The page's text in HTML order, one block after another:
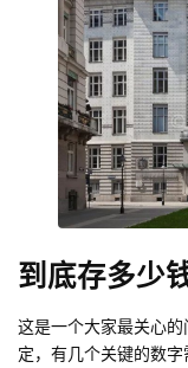
到底存多少
这是一个大家最关心
定，有几个关键的数字